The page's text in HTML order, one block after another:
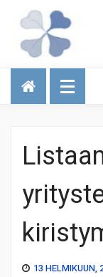
Talous
13 HELMIKUUN,